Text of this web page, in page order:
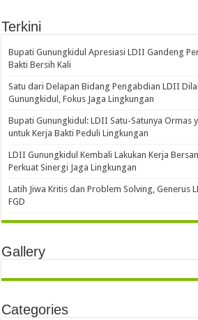
Terkini
Bupati Gunungkidul Apresiasi LDII Gandeng
Bakti Bersih Kali ‎
Satu dari Delapan Bidang Pengabdian LDII
Gunungkidul, Fokus Jaga Lingkungan
Bupati Gunungkidul: LDII Satu-Satunya Ormas
untuk Kerja Bakti Peduli Lingkungan
LDII Gunungkidul Kembali Lakukan Kerja
Perkuat Sinergi Jaga Lingkungan
Latih Jiwa Kritis dan Problem Solving, Generus
FGD
Gallery
Categories